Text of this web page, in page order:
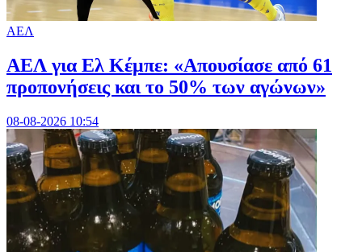
ΑΕΛ
ΑΕΛ για Ελ Κέμπε: «Απουσίασε από 61
προπονήσεις και το 50% των αγώνων»
08-08-2026 10:54